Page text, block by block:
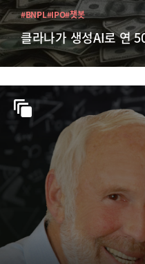
클라나가 생성AI로 연
#BNPL#IPO#챗봇